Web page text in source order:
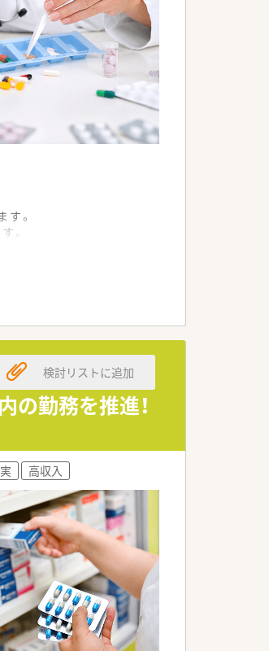
。
。
。
勤務を推進！
検討リストに追加
高収入